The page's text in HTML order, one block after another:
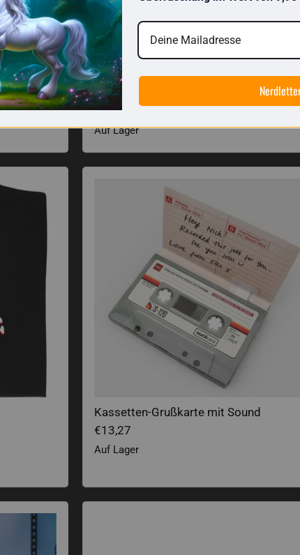
blink(1) mk3
€36,86
Auf Lager
Kassetten-Grußkarte mit Sound
Kassetten-Grußkarte mit Sound
€13,27
Auf Lager